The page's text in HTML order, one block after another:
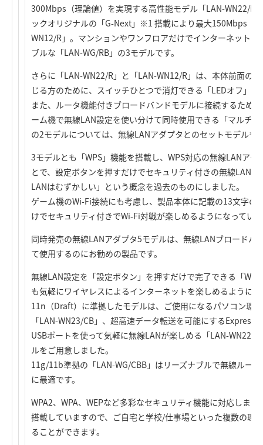
300Mbps（理論値）を実現する高性能モデル「LAN-WN22/R
ックオリジナルの「G-Next」※1 搭載により最大150Mbps（
WN12/R」。マンションやワンフロアだけでインターネット
ブルな「LAN-WG/RB」の3モデルです。
さらに「LAN-WN22/R」と「LAN-WN12/R」は、本体前面の
じる方のために、スイッチひとつで消灯できる「LEDオフ」
また、ルータ機能付きブロードバンドモデルに接続するため
ーム機で無線LAN設定を使い分けて同時使用できる「マルチ
の2モデルについては、無線LANアダプタとのセットモデルも
3モデルとも「WPS」機能を搭載し、WPS対応の無線LANア
とで、設定ボタンを押すだけでセキュリティ付きの無線LAN
LANはむずかしい」という概念を過去のものにしました。
ゲーム機のWi-Fi接続にも考慮し、製品本体に記載の13文字の
けでセキュリティ付きでWi-Fi対戦が楽しめるようになってい
同時発売の無線LANアダプタ5モデルは、無線LANブロードバ
て使用するのにお勧めの製品です。
無線LAN設定を「設定ボタン」を押すだけで完了できる「
も気軽にワイヤレスによるインターネットを楽しめるように
11n（Draft）に準拠したモデルは、ご使用になるパソコン環
「LAN-WN23/CB」、超高速データ転送を可能にする
USBポートを使って気軽に無線LANが楽しめる「LAN-WN22/
ルをご用意しました。
11g/11b準拠の「LAN-WG/CBB」はリーズナブルで無線ルー
に最適です。
WPA2、WPA、WEPなど多彩なセキュリティ機能に対応しま
搭載していますので、ご自宅と学校/仕事場といった複数の環
ることができます。